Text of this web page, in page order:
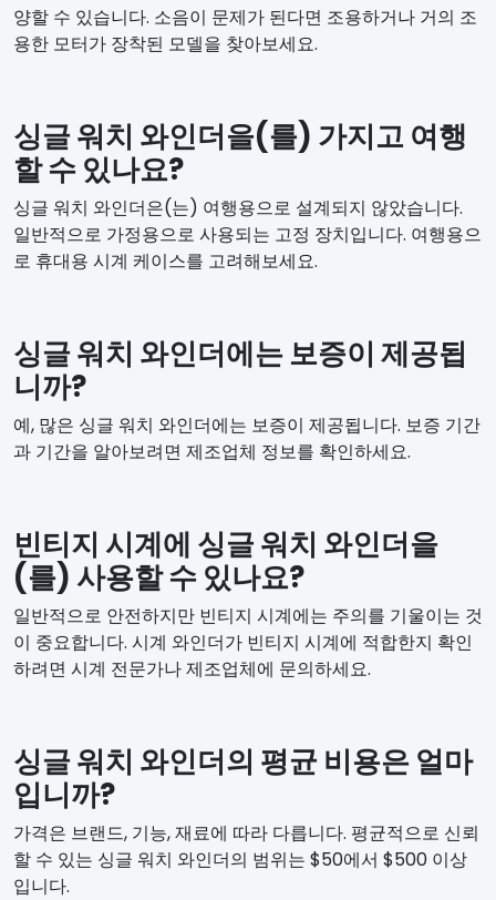
양할 수 있습니다. 소음이 문제가 된다면 조용하거나 거의 조
용한 모터가 장착된 모델을 찾아보세요.
싱글 워치 와인더을(를) 가지고 여행
할 수 있나요?
싱글 워치 와인더은(는) 여행용으로 설계되지 않았습니다.
일반적으로 가정용으로 사용되는 고정 장치입니다. 여행용으
로 휴대용 시계 케이스를 고려해보세요.
싱글 워치 와인더에는 보증이 제공됩
니까?
예, 많은 싱글 워치 와인더에는 보증이 제공됩니다. 보증 기간
과 기간을 알아보려면 제조업체 정보를 확인하세요.
빈티지 시계에 싱글 워치 와인더을
(를) 사용할 수 있나요?
일반적으로 안전하지만 빈티지 시계에는 주의를 기울이는 것
이 중요합니다. 시계 와인더가 빈티지 시계에 적합한지 확인
하려면 시계 전문가나 제조업체에 문의하세요.
싱글 워치 와인더의 평균 비용은 얼마
입니까?
가격은 브랜드, 기능, 재료에 따라 다릅니다. 평균적으로 신뢰
할 수 있는 싱글 워치 와인더의 범위는 $50에서 $500 이상
입니다.